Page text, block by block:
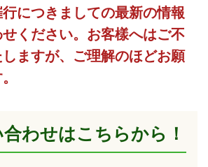
につきましての最新の情報
ください。お客樣へはご不
ますが、ご理解のほどお願
わせはこちらから！